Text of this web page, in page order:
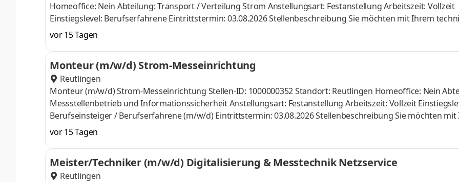
Homeoffice: Nein Abteilung: Transport / Verteilung Strom Anstellungsart: Festanstellung Arbeitszeit: Vollzeit
Einstiegslevel: Berufserfahrene Eintrittstermin: 03.08.2026 Stellenbeschreibung Sie möchten mit Ihrem
Können einen zuver­lässigen Netz­betrieb sichern und sich aktiv im Netz­service einbringen? Sie sind ehrgeizig,
lösungs­orientiert und arbeiten gerne analytisch – dabei sind Arbeits­schutz­maß­nahmen für Sie
kein Hindernis? Dann verstärken Sie uns zum nächst­möglichen Zeitpunkt als Meister / Techniker (m/w/d)
Digitalisierung & Mess­techn
vor 15 Tagen
Monteur (m/w/d) Strom-Messeinrichtung
Reutlingen
Monteur (m/w/d) Strom-Mess­einrichtung Stellen-ID: 1000000352 Standort: Reutlingen Homeoffice: Nein
Messstellenbetrieb und Informationssicherheit Anstellungsart: Festanstellung Arbeitszeit: Vollzeit
Berufseinsteiger / Berufserfahrene (m/w/d) Eintrittstermin: 03.08.2026 Stellenbeschreibung Sie möchten
Arbeit einen Beitrag zu einer zuver­lässigen Energie­versorgung leisten? Dann werden Sie Teil unseres Teams
unter­stützen Sie uns als Monteur (m/w/d) Strom-Mess­einrichtung. Über uns Wir, die FairNetz GmbH, sind der
betreiber in Reutlingen sowie in vielen Kommunen in der Region und sorgen mit rund 400 Mitarbeitern für
lässigen und nach­halt
vor 15 Tagen
Meister/Techniker (m/w/d) Digitalisierung & Messtechnik Netzservice
Reutlingen